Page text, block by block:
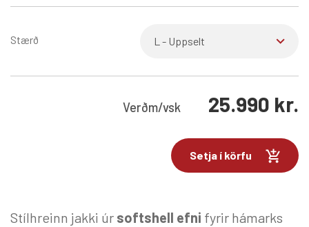
Stærð
Verðm/vsk 25.990 kr.
Setja í körfu
Stílhreinn jakki úr softshell efni fyrir hámarks